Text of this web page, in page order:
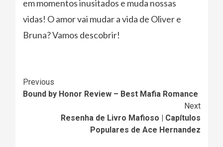
em momentos inusitados e muda nossas
vidas! O amor vai mudar a vida de Oliver e
Bruna? Vamos descobrir!
Continue
Reading
Previous
Bound by Honor Review – Best Mafia Romance
Next
Resenha de Livro Mafioso | Capítulos
Populares de Ace Hernandez